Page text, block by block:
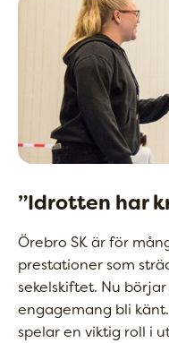
”Idrotten har
Örebro SK är för
prestationer som
sekelskiftet. Nu
engagemang bli
spelar en viktig roll i